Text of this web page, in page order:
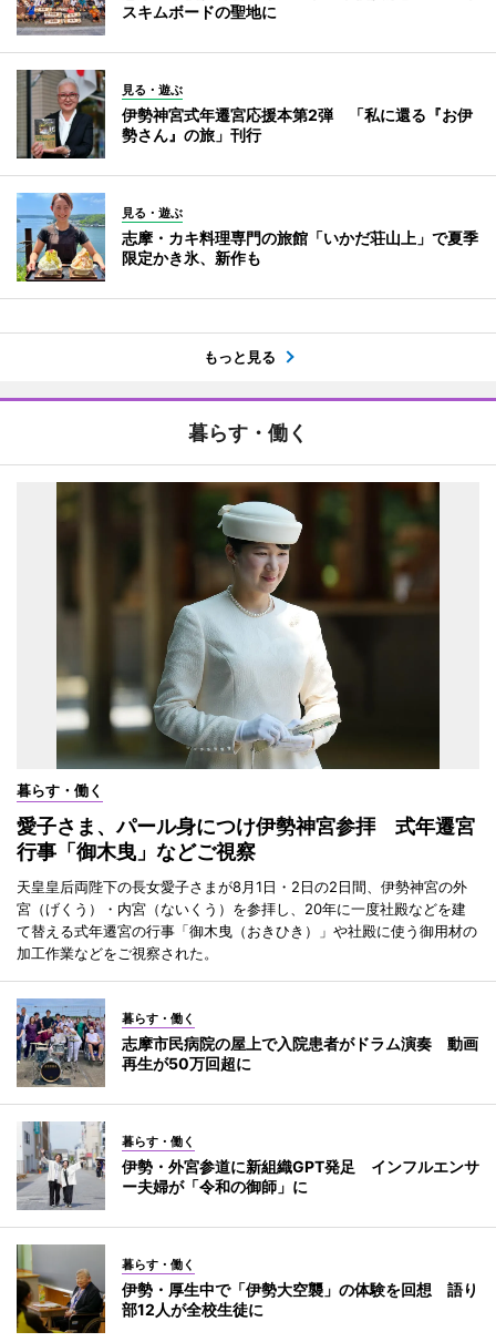
スキムボードの聖地に
見る・遊ぶ
伊勢神宮式年遷宮応援本第2弾 「私に還る『お伊
勢さん』の旅」刊行
見る・遊ぶ
志摩・カキ料理専門の旅館「いかだ荘山上」で夏季
限定かき氷、新作も
もっと見る
暮らす・働く
暮らす・働く
愛子さま、パール身につけ伊勢神宮参拝 式年遷宮
行事「御木曳」などご視察
天皇皇后両陛下の長女愛子さまが8月1日・2日の2日間、伊勢神宮の外
宮（げくう）・内宮（ないくう）を参拝し、20年に一度社殿などを建
て替える式年遷宮の行事「御木曳（おきひき）」や社殿に使う御用材の
加工作業などをご視察された。
暮らす・働く
志摩市民病院の屋上で入院患者がドラム演奏 動画
再生が50万回超に
暮らす・働く
伊勢・外宮参道に新組織GPT発足 インフルエンサ
ー夫婦が「令和の御師」に
暮らす・働く
伊勢・厚生中で「伊勢大空襲」の体験を回想 語り
部12人が全校生徒に